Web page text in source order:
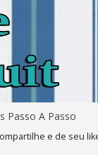
Passo A Passo
e de seu